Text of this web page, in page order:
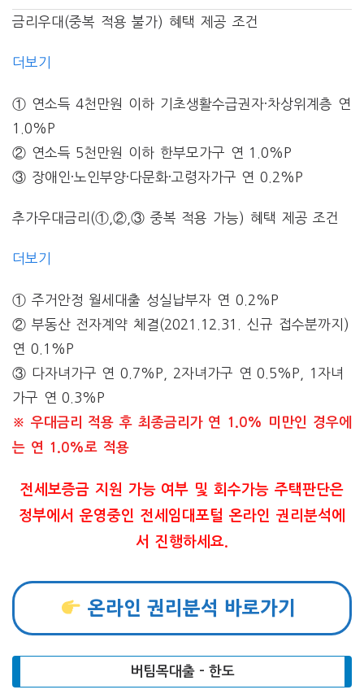
금리우대(중복 적용 불가) 혜택 제공 조건
더보기
① 연소득 4천만원 이하 기초생활수급권자·차상위계층 연
1.0%P
② 연소득 5천만원 이하 한부모가구 연 1.0%P
③ 장애인·노인부양·다문화·고령자가구 연 0.2%P
추가우대금리(①,②,③ 중복 적용 가능) 혜택 제공 조건
더보기
① 주거안정 월세대출 성실납부자 연 0.2%P
② 부동산 전자계약 체결(2021.12.31. 신규 접수분까지)
연 0.1%P
③ 다자녀가구 연 0.7%P, 2자녀가구 연 0.5%P, 1자녀
가구 연 0.3%P
※ 우대금리 적용 후 최종금리가 연 1.0% 미만인 경우에
는 연 1.0%로 적용
전세보증금 지원 가능 여부 및 회수가능 주택판단은
정부에서 운영중인 전세임대포털 온라인 권리분석에
서 진행하세요.
온라인 권리분석 바로가기
버팀목대출 – 한도